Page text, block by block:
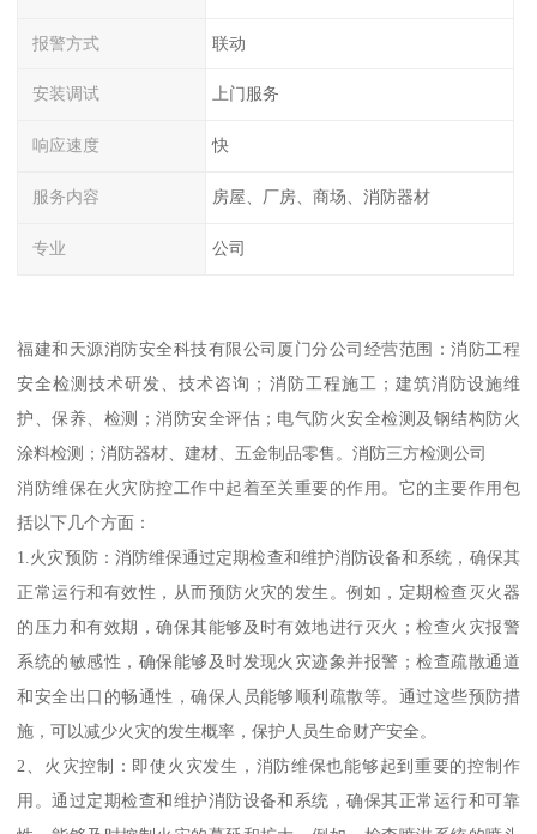
报警方式 联动
安装调试 上门服务
响应速度 快
服务内容 房屋、厂房、商场、消防器材
专业 公司
福建和天源消防安全科技有限公司厦门分公司经营范围：消防工程
安全检测技术研发、技术咨询；消防工程施工；建筑消防设施维
护、保养、检测；消防安全评估；电气防火安全检测及钢结构防火
涂料检测；消防器材、建材、五金制品零售。消防三方检测公司
消防维保在火灾防控工作中起着至关重要的作用。它的主要作用包
括以下几个方面：
1.火灾预防：消防维保通过定期检查和维护消防设备和系统，确保其
正常运行和有效性，从而预防火灾的发生。例如，定期检查灭火器
的压力和有效期，确保其能够及时有效地进行灭火；检查火灾报警
系统的敏感性，确保能够及时发现火灾迹象并报警；检查疏散通道
和安全出口的畅通性，确保人员能够顺利疏散等。通过这些预防措
施，可以减少火灾的发生概率，保护人员生命财产安全。
2、火灾控制：即使火灾发生，消防维保也能够起到重要的控制作
用。通过定期检查和维护消防设备和系统，确保其正常运行和可靠